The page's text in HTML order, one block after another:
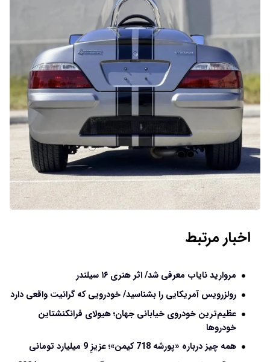
اخبار مرتبط
مروارید نایاب معرفی شد/ اثر هنری ۱۶ سیلندر
رولزرویس آمریکایی را بشناسید/ خودرویی که گرانیت واقعی دارد
عظیم‌ترین خودروی خیابانی جهان؛ هیولای فرانکنشتاین
خودروها
همه چیز درباره «پورشه 718 کیمن»؛ عزیزِ 9 میلیارد تومانی